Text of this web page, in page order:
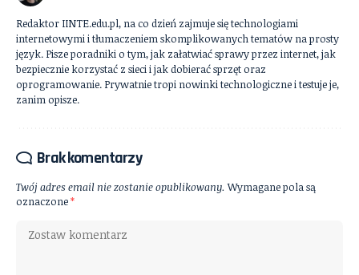
Redaktor IINTE.edu.pl, na co dzień zajmuje się technologiami
internetowymi i tłumaczeniem skomplikowanych tematów na prosty
język. Pisze poradniki o tym, jak załatwiać sprawy przez internet, jak
bezpiecznie korzystać z sieci i jak dobierać sprzęt oraz
oprogramowanie. Prywatnie tropi nowinki technologiczne i testuje je,
zanim opisze.
Brak komentarzy
Twój adres email nie zostanie opublikowany. Wymagane pola są
oznaczone*